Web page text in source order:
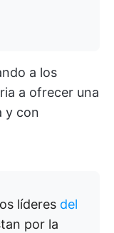
a los
a ofrecer una
y con
líderes del
por la